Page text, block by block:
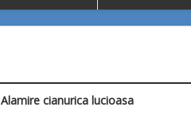
Alamire cianurica lucioasa